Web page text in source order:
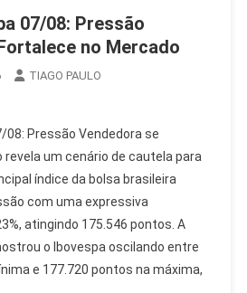
07/08: Pressão
no Mercado
TIAGO PAULO
08: Pressão Vendedora se
revela um cenário de cautela para
índice da bolsa brasileira
com uma expressiva
atingindo 175.546 pontos. A
o Ibovespa oscilando entre
e 177.720 pontos na máxima,